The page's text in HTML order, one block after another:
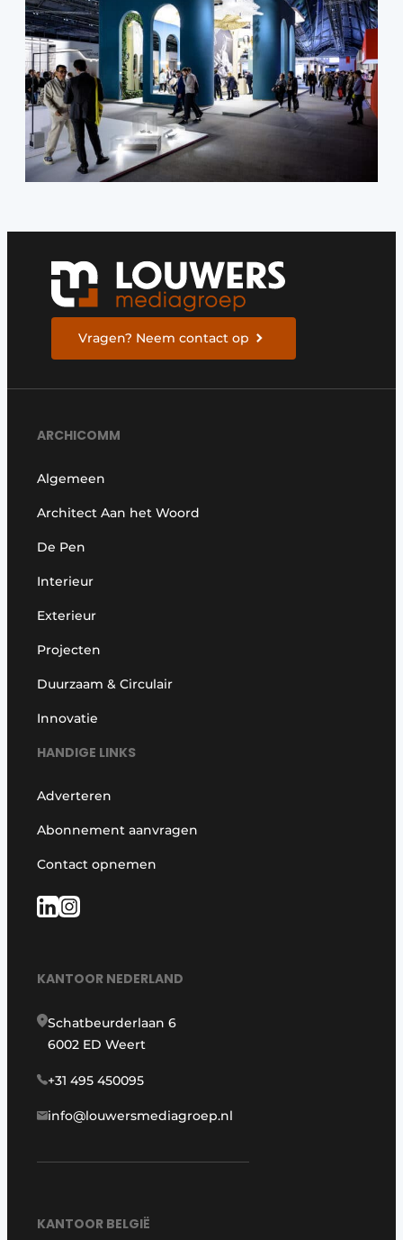
Vragen? Neem contact op
ARCHICOMM
Algemeen
Architect Aan het Woord
De Pen
Interieur
Exterieur
Projecten
Duurzaam & Circulair
Innovatie
HANDIGE LINKS
Adverteren
Abonnement aanvragen
Contact opnemen
KANTOOR NEDERLAND
Schatbeurderlaan 6
6002 ED Weert
+31 495 450095
info@louwersmediagroep.nl
KANTOOR BELGIË